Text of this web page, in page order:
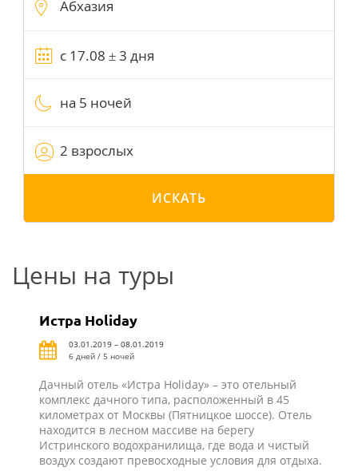
на 5 ночей
2 взрослых
ИСКАТЬ
Цены на туры
Истра Holiday
03.01.2019 – 08.01.2019
6 дней / 5 ночей
Дачный отель «Истра Holiday» – это отельный
комплекс дачного типа, расположенный в 45
километрах от Москвы (Пятницкое шоссе). Отель
находится в лесном массиве на берегу
Истринского водохранилища, где вода и чистый
воздух создают превосходные условия для отдыха.